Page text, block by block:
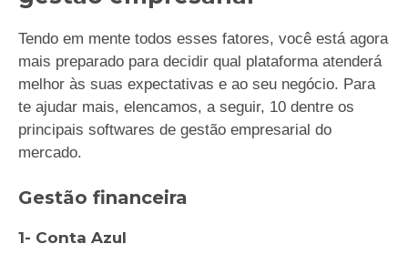
Tendo em mente todos esses fatores, você está agora
mais preparado para decidir qual plataforma atenderá
melhor às suas expectativas e ao seu negócio. Para
te ajudar mais, elencamos, a seguir, 10 dentre os
principais softwares de gestão empresarial do
mercado.
Gestão financeira
1- Conta Azul